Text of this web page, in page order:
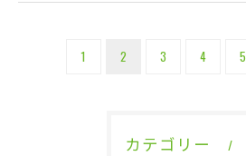
1 2 3 4 5
カテゴリー